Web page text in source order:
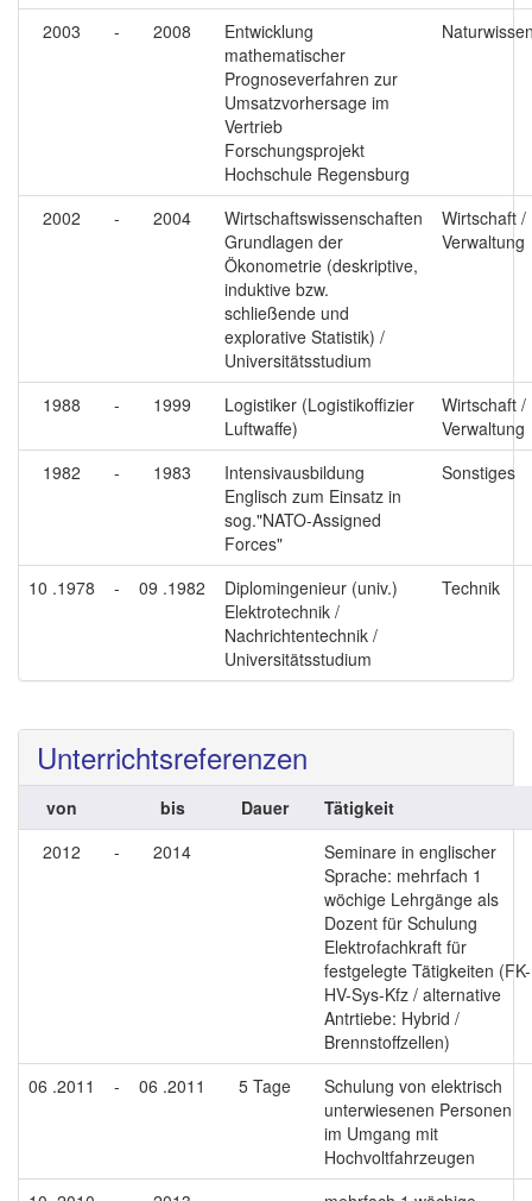
2003 - 2008
Entwicklung
mathematischer
Prognoseverfahren zur
Umsatzvorhersage im
Vertrieb
Forschungsprojekt
Hochschule Regensburg
2002 - 2004
Wirtschaftswissenschaften
Grundlagen der
Ökonometrie (deskriptive,
induktive bzw.
schließende und
explorative Statistik) /
Universitätsstudium
Wirtschaft /
Verwaltung
1988 - 1999
Logistiker (Logistikoffizier
Luftwaffe)
Wirtschaft /
Verwaltung
1982
- 1983
Intensivausbildung
Englisch zum Einsatz in
sog."NATO-Assigned
Forces"
Sonstiges
10 .1978 - 09 .1982
Diplomingenieur (univ.)
Elektrotechnik /
Nachrichtentechnik /
Universitätsstudium
Technik
Unterrichtsreferenzen
von bis Dauer
Tätigkeit
2012
- 2014
Seminare in englischer
Sprache: mehrfach 1
wöchige Lehrgänge als
Dozent für Schulung
Elektrofachkraft für
festgelegte Tätigkeiten (FK-
HV-Sys-Kfz / alternative
Antrtiebe: Hybrid /
Brennstoffzellen)
06 .2011
- 06 .2011 5 Tage
Schulung von elektrisch
unterwiesenen Personen
im Umgang mit
Hochvoltfahrzeugen